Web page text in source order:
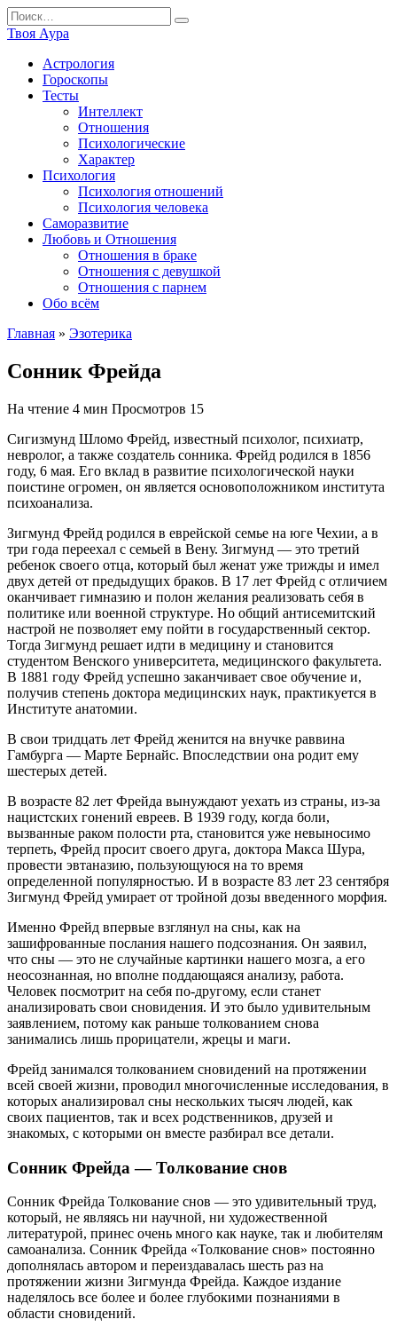
Перейти
к
содержанию
Search
for:
Твоя Аура
Астрология
Гороскопы
Тесты
Интеллект
Отношения
Психологические
Характер
Психология
Психология отношений
Психология человека
Саморазвитие
Любовь и Отношения
Отношения в браке
Отношения с девушкой
Отношения с парнем
Обо всём
Главная » Эзотерика
Сонник Фрейда
На чтение 4 мин Просмотров 15
Сигизмунд Шломо Фрейд, известный психолог, психиатр,
невролог, а также создатель сонника. Фрейд родился в 1856
году, 6 мая. Его вклад в развитие психологической науки
поистине огромен, он является основоположником института
психоанализа.
Зигмунд Фрейд родился в еврейской семье на юге Чехии, а в
три года переехал с семьей в Вену. Зигмунд — это третий
ребенок своего отца, который был женат уже трижды и имел
двух детей от предыдущих браков. В 17 лет Фрейд с отличием
оканчивает гимназию и полон желания реализовать себя в
политике или военной структуре. Но общий антисемитский
настрой не позволяет ему пойти в государственный сектор.
Тогда Зигмунд решает идти в медицину и становится
студентом Венского университета, медицинского факультета.
В 1881 году Фрейд успешно заканчивает свое обучение и,
получив степень доктора медицинских наук, практикуется в
Институте анатомии.
В свои тридцать лет Фрейд женится на внучке раввина
Гамбурга — Марте Бернайс. Впоследствии она родит ему
шестерых детей.
В возрасте 82 лет Фрейда вынуждают уехать из страны, из-за
нацистских гонений евреев. В 1939 году, когда боли,
вызванные раком полости рта, становится уже невыносимо
терпеть, Фрейд просит своего друга, доктора Макса Шура,
провести эвтаназию, пользующуюся на то время
определенной популярностью. И в возрасте 83 лет 23 сентября
Зигмунд Фрейд умирает от тройной дозы введенного морфия.
Именно Фрейд впервые взглянул на сны, как на
зашифрованные послания нашего подсознания. Он заявил,
что сны — это не случайные картинки нашего мозга, а его
неосознанная, но вполне поддающаяся анализу, работа.
Человек посмотрит на себя по-другому, если станет
анализировать свои сновидения. И это было удивительным
заявлением, потому как раньше толкованием снова
занимались лишь прорицатели, жрецы и маги.
Фрейд занимался толкованием сновидений на протяжении
всей своей жизни, проводил многочисленные исследования, в
которых анализировал сны нескольких тысяч людей, как
своих пациентов, так и всех родственников, друзей и
знакомых, с которыми он вместе разбирал все детали.
Сонник Фрейда — Толкование снов
Сонник Фрейда Толкование снов — это удивительный труд,
который, не являясь ни научной, ни художественной
литературой, принес очень много как науке, так и любителям
самоанализа. Сонник Фрейда «Толкование снов» постоянно
дополнялась автором и переиздавалась шесть раз на
протяжении жизни Зигмунда Фрейда. Каждое издание
наделялось все более и более глубокими познаниями в
области сновидений.